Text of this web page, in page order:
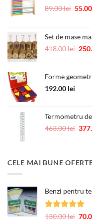
89.00lei Prețul
fost:
55.00
Set de mase
418.00lei
fost:
Forme
192.00 lei
Termometru
463.00lei
CELE MAI BUNE
Benzi pentru
Evaluat la
130.00lei